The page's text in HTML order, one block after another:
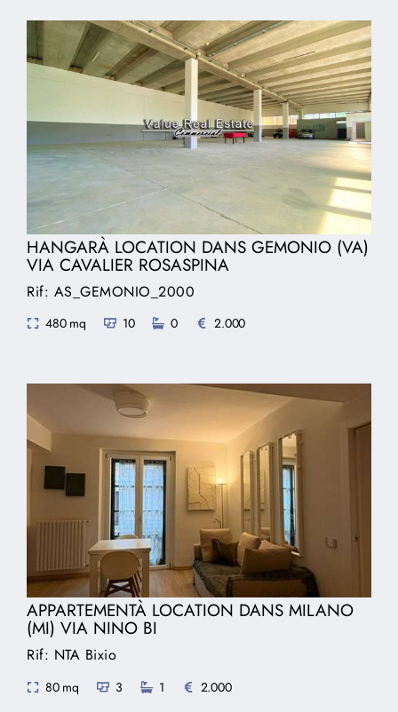
HANGARÀ LOCATION DANS GEMONIO (VA)
VIA CAVALIER ROSASPINA
Rif: AS_GEMONIO_2000
480 mq 10 0 2.000
APPARTEMENTÀ LOCATION DANS MILANO
(MI) VIA NINO BI
Rif: NTA Bixio
80 mq 3 1 2.000